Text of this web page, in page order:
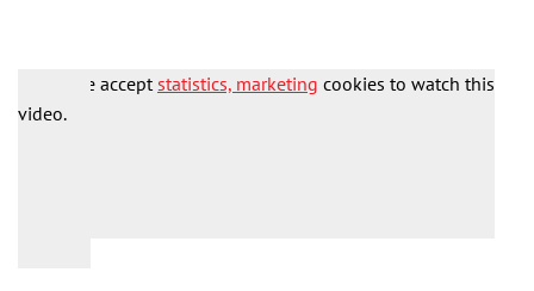
Please acceptstatistics, marketing cookies to watch this
video.